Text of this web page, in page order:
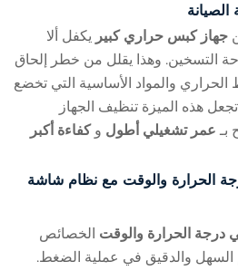
جهاز كبس حراري كبير يكفل ألا
التسخين. وهذا يقلل من خطر إلحاق
والمواد الأساسية التي تخضع
هذه الميزة تنظيف الجهاز
بـ عمر تشغيلي أطول وكفاءة أكبر
الحرارة والوقت مع نظام شاشة
درجة الحرارة والوقت الخصائص
السهل والدقيق في عملية الضغط.